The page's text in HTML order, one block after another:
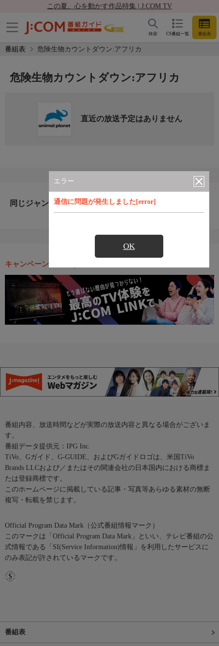
この夏、心を動かす作品特集 | J:COM TV
CS番組一覧 番組表
検索
番組表 危険生物カウントダウン:アフリカ
エラー
通信に問題が発生しました[error]
OK
危険生物カウントダウン:アフリカ
直近の放送予定はありません
同じジャンルのおすすめ番組
キャンペーン・お得な情報
番組内容、放送時間などが実際の放送内容と異なる場合がございま
す。
番組データ提供元：IPG Inc.
TiVo、Gガイド、G-GUIDE、およびGガイドロゴは、米国TiVo
Brands LLCおよび／またはその関連会社の日本国内における商標ま
たは登録商標です。
このホームページに掲載している記事・写真等あらゆる素材の無断
複写・転載を禁じます。
Official Program Data Mark（公式番組情報マーク）
このマークは「Official Program Data Mark」といい、テレビ番組の公
式情報である「SI(Service Information)情報」を利用したサービスに
のみ表記が許されているマークです。
番組表